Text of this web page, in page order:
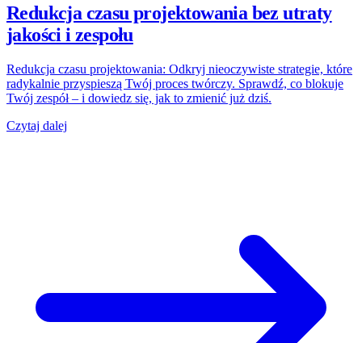
Redukcja czasu projektowania bez utraty
jakości i zespołu
Redukcja czasu projektowania: Odkryj nieoczywiste strategie, które
radykalnie przyspieszą Twój proces twórczy. Sprawdź, co blokuje
Twój zespół – i dowiedz się, jak to zmienić już dziś.
Czytaj dalej